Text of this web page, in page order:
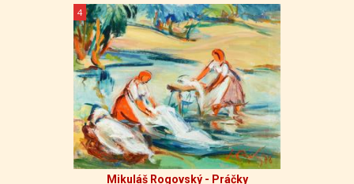
4
Mikuláš Rogovský - Práčky